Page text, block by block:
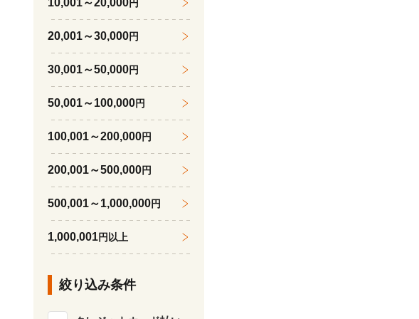
10,001～20,000円
20,001～30,000円
30,001～50,000円
50,001～100,000円
100,001～200,000円
200,001～500,000円
500,001～1,000,000円
1,000,001円以上
絞り込み条件